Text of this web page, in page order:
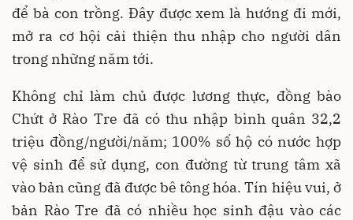
để bà con trồng. Đây được xem là hướng đi mới,
mở ra cơ hội cải thiện thu nhập cho người dân
trong những năm tới.
Không chỉ làm chủ được lương thực, đồng bào
Chứt ở Rào Tre đã có thu nhập bình quân 32,2
triệu đồng/người/năm; 100% số hộ có nước hợp
vệ sinh để sử dụng, con đường từ trung tâm xã
vào bản cũng đã được bê tông hóa. Tín hiệu vui, ở
bản Rào Tre đã có nhiều học sinh đậu vào các